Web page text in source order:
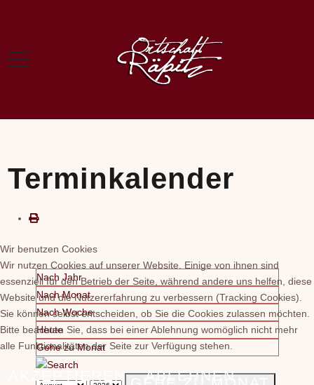
Terminkalender
Nach Jahr
Nach Monat
Nach Woche
Heute
Gehe zu Monat
Wir benutzen Cookies
Wir nutzen Cookies auf unserer Website. Einige von ihnen sind
essenziell für den Betrieb der Seite, während andere uns helfen, diese
Website und die Nutzererfahrung zu verbessern (Tracking Cookies).
Sie können selbst entscheiden, ob Sie die Cookies zulassen möchten.
Bitte beachten Sie, dass bei einer Ablehnung womöglich nicht mehr
alle Funktionalitäten der Seite zur Verfügung stehen.
AKZEPTIEREN ABLEHNEN